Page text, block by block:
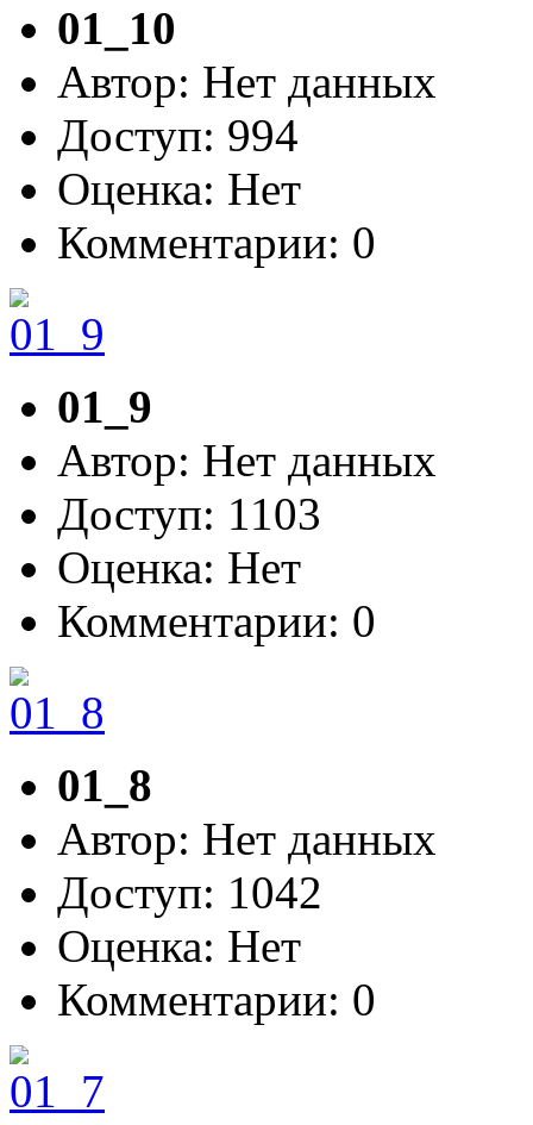
01_10
Автор: Нет данных
Доступ: 994
Оценка: Нет
Комментарии: 0
01_9
Автор: Нет данных
Доступ: 1103
Оценка: Нет
Комментарии: 0
01_8
Автор: Нет данных
Доступ: 1042
Оценка: Нет
Комментарии: 0